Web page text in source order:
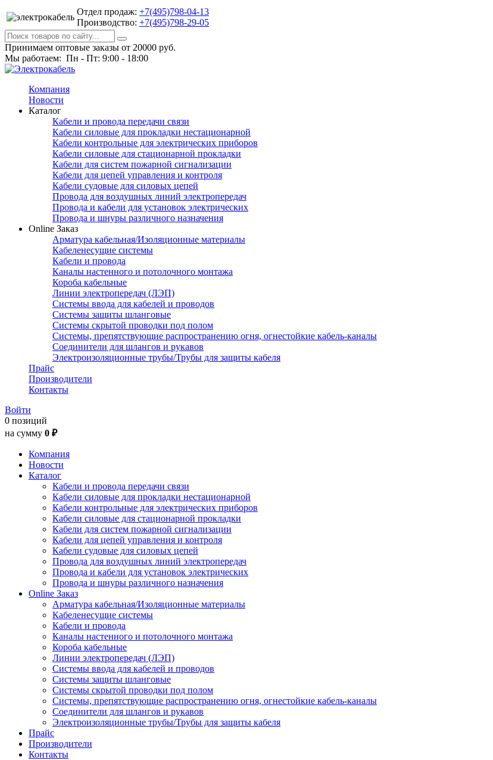
Отдел продаж: +7(495)798-04-13
Производство: +7(495)798-29-05
Принимаем оптовые заказы от 20000 руб.
Мы работаем: Пн - Пт: 9:00 - 18:00
Компания
Новости
Каталог
Кабели и провода передачи связи
Кабели силовые для прокладки нестационарной
Кабели контрольные для электрических приборов
Кабели силовые для стационарной прокладки
Кабели для систем пожарной сигнализации
Кабели для цепей управления и контроля
Кабели судовые для силовых цепей
Провода для воздушных линий электропередач
Провода и кабели для установок электрических
Провода и шнуры различного назначения
Online Заказ
Арматура кабельная/Изоляционные материалы
Кабеленесущие системы
Кабели и провода
Каналы настенного и потолочного монтажа
Короба кабельные
Линии электропередач (ЛЭП)
Системы ввода для кабелей и проводов
Системы защиты шланговые
Системы скрытой проводки под полом
Системы, препятствующие распространению огня, огнестойкие кабель-каналы
Соединители для шлангов и рукавов
Электроизоляционные трубы/Трубы для защиты кабеля
Прайс
Производители
Контакты
Войти
0 позиций
на сумму 0 ₽
Компания
Новости
Каталог
Кабели и провода передачи связи
Кабели силовые для прокладки нестационарной
Кабели контрольные для электрических приборов
Кабели силовые для стационарной прокладки
Кабели для систем пожарной сигнализации
Кабели для цепей управления и контроля
Кабели судовые для силовых цепей
Провода для воздушных линий электропередач
Провода и кабели для установок электрических
Провода и шнуры различного назначения
Online Заказ
Арматура кабельная/Изоляционные материалы
Кабеленесущие системы
Кабели и провода
Каналы настенного и потолочного монтажа
Короба кабельные
Линии электропередач (ЛЭП)
Системы ввода для кабелей и проводов
Системы защиты шланговые
Системы скрытой проводки под полом
Системы, препятствующие распространению огня, огнестойкие кабель-каналы
Соединители для шлангов и рукавов
Электроизоляционные трубы/Трубы для защиты кабеля
Прайс
Производители
Контакты